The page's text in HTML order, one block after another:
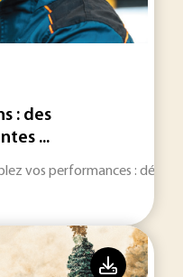
: des
...
vos performances :